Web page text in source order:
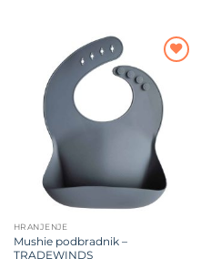
Dodajte
na listu
želja
HRANJENJE
Mushie podbradnik –
TRADEWINDS